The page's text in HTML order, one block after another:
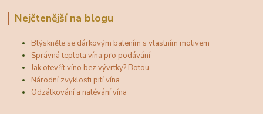
Nejčtenější na blogu
Blýskněte se dárkovým balením s vlastním motivem
Správná teplota vína pro podávání
Jak otevřít víno bez vývrtky? Botou.
Národní zvyklosti pití vína
Odzátkování a nalévání vína